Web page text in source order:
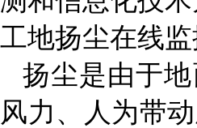
工地扬尘在线监
扬尘是由于
风力、人为带